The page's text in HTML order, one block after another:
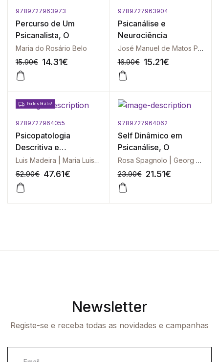
9789727963973
Percurso de Um
Psicanalista, O
Maria do Rosário Belo
15.90€ 14.31€
9789727963904
Psicanálise e
Neurociência
José Manuel de Matos Pinto
16.90€ 15.21€
Portes Grátis!
9789727964055
Psicopatologia
Descritiva e
Fenomenológica
Luis Madeira | Maria Luisa Figueira
52.90€ 47.61€
9789727964062
Self Dinâmico em
Psicanálise, O
Rosa Spagnolo | Georg Northoff
23.90€ 21.51€
Newsletter
Registe-se e receba todas as novidades e campanhas